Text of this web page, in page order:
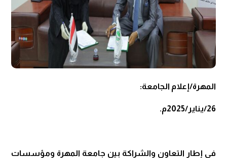
المهرة/إعلام الجامعة:
26/يناير/2025م.
في إطار التعاون والشراكة بين جامعة المهرة ومؤسسات